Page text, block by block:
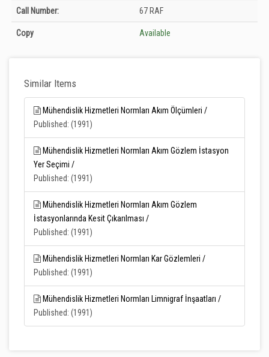
Holdings details from Toprak, Gübre ve Su Kaynakları Merkez Araştırma
Enstitüsü Müdürlüğü Kütüphanesi: Unknown
Call Number: 67 RAF
Copy Available
Similar Items
Mühendislik Hizmetleri Normları Akım Ölçümleri /
Published: (1991)
Mühendislik Hizmetleri Normları Akım Gözlem İstasyon
Yer Seçimi /
Published: (1991)
Mühendislik Hizmetleri Normları Akım Gözlem
İstasyonlarında Kesit Çıkarılması /
Published: (1991)
Mühendislik Hizmetleri Normları Kar Gözlemleri /
Published: (1991)
Mühendislik Hizmetleri Normları Limnigraf İnşaatları /
Published: (1991)